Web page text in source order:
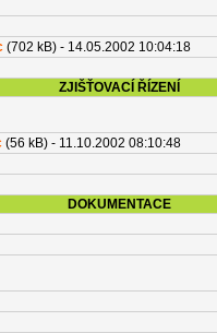
(702 kB) - 14.05.2002 10:04:18
ZJIŠŤOVACÍ ŘÍZENÍ
(56 kB) - 11.10.2002 08:10:48
DOKUMENTACE